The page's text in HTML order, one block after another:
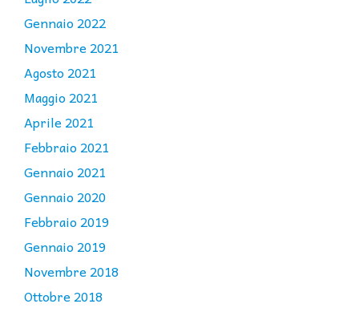
Gennaio 2022
Novembre 2021
Agosto 2021
Maggio 2021
Aprile 2021
Febbraio 2021
Gennaio 2021
Gennaio 2020
Febbraio 2019
Gennaio 2019
Novembre 2018
Ottobre 2018